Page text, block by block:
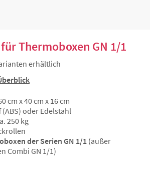
Thermoboxen GN 1/1
erhältlich
cm x 40 cm x 16 cm
oder Edelstahl
250 kg
der Serien GN 1/1 (außer
Combi GN 1/1)